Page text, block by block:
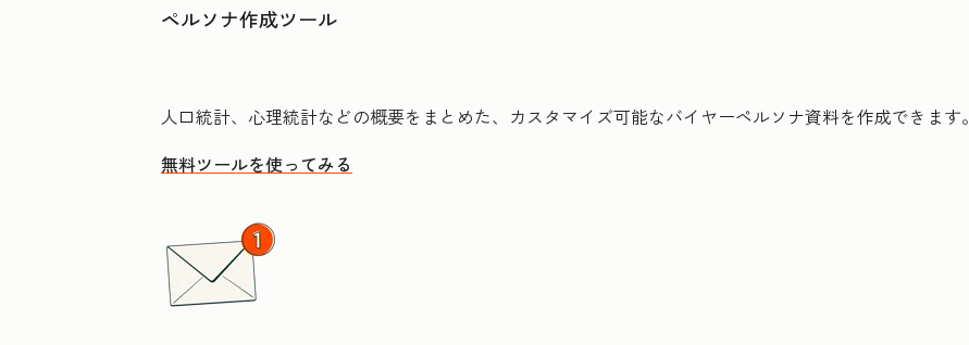
ペルソナ作成ツール
人口統計、心理統計などの概要をまとめた、カスタマイズ可能なバイヤーペルソナ資料を作成できます。
無料ツールを使ってみる